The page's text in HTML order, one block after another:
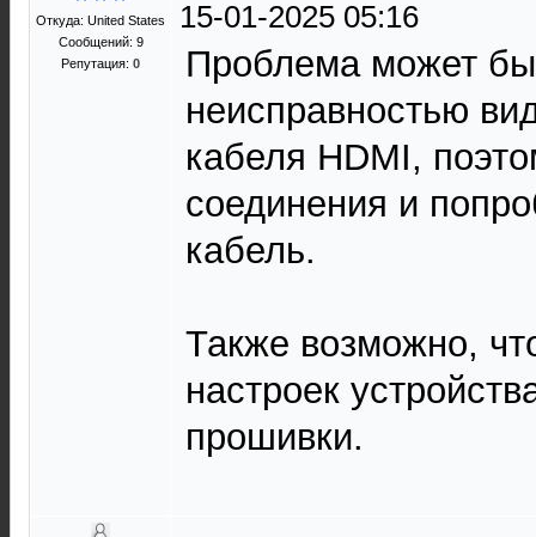
Откуда: United States
Сообщений: 9
Репутация: 0
15-01-2025 05:16
Проблема может
неисправностью
кабеля HDMI,
соединения и
кабель.
Также возможно,
настроек
прошивки.